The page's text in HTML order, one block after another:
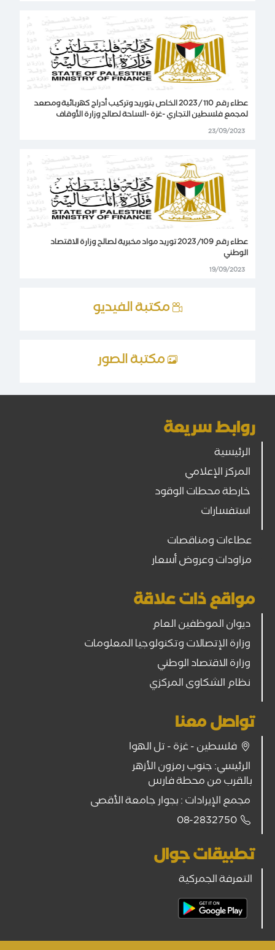
عطاء رقم 110 / 2023 الخاص بتوريد وتركيب أدراج كهربائية ومصعد
لمجمع فلسطين التجاري -غزة -الساحة لصالح وزارة الأوقاف
23/09/2023
عطاء رقم 109/ 2023 توريد مواد مخبرية لصالح وزارة الاقتصاد
الوطني
19/09/2023
مكتبة الفيديو
مكتبة الصور
روابط سريعة
الرئيسية
المركز الإعلامي
خارطة محطات الوقود
استفسارات
عطاءات ومناقصات
مزاودات وعروض أسعار
مواقع ذات علاقة
ديوان الموظفين العام
وزارة الإتصالات وتكنولوجيا المعلومات
وزارة الاقتصاد الوطني
نظام الشكاوى المركزي
تواصل معنا
فلسطين - غزة - تل الهوا
الرئيسي: جنوب رمزون الأزهر
بالقرب من محطة فارس
مجمع الإيرادات : بجوار جامعة الأقصى
08-2832750
تطبيقات جوال
التعرفة الجمركية